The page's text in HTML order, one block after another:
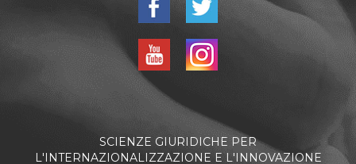
SCIENZE GIURIDICHE PER
L'INTERNAZIONALIZZAZIONE E L'INNOVAZIONE